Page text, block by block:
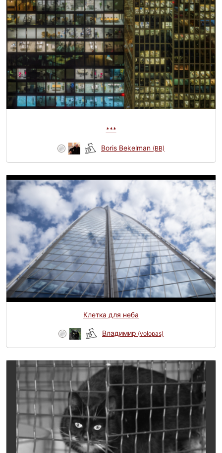
***
Boris Bekelman (BB)
Клетка для неба
Владимир (volopas)